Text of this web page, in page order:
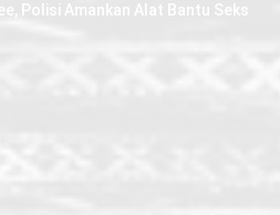
Polisi Amankan Alat Bantu Seks